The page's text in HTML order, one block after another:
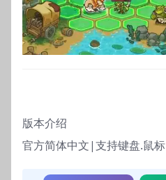
版本介绍
官方简体中文|支持键盘.鼠标